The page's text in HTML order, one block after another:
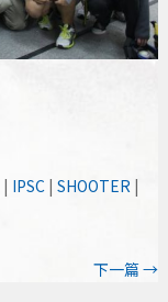
| IPSC| SHOOTER |
下一篇→